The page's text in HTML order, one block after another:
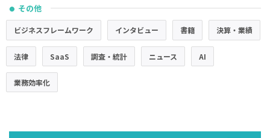
● その他
ビジネスフレームワーク インタビュー 書籍 決算・業績
法律 SaaS 調査・統計 ニュース AI
業務効率化